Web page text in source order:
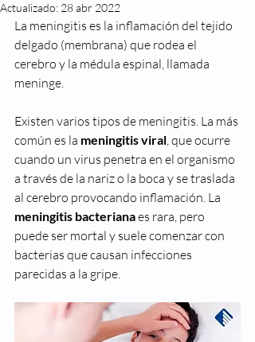
Actualizado: 28 abr 2022
La meningitis es la inflamación del tejido
delgado (membrana) que rodea el
cerebro y la médula espinal, llamada
meninge.
Existen varios tipos de meningitis. La más
común es la meningitis viral, que ocurre
cuando un virus penetra en el organismo
a través de la nariz o la boca y se traslada
al cerebro provocando inflamación. La
meningitis bacteriana es rara, pero
puede ser mortal y suele comenzar con
bacterias que causan infecciones
parecidas a la gripe.